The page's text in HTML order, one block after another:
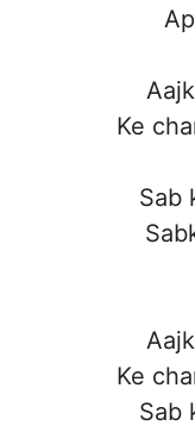
Ke
Sab
Ke
Sab